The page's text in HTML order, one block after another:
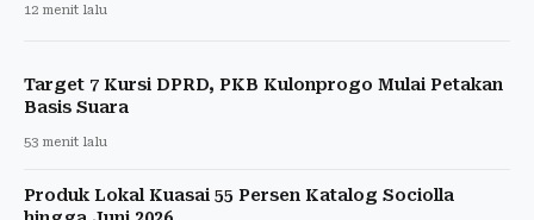
12 menit lalu
Target 7 Kursi DPRD, PKB Kulonprogo Mulai Petakan
Basis Suara
53 menit lalu
Produk Lokal Kuasai 55 Persen Katalog Sociolla